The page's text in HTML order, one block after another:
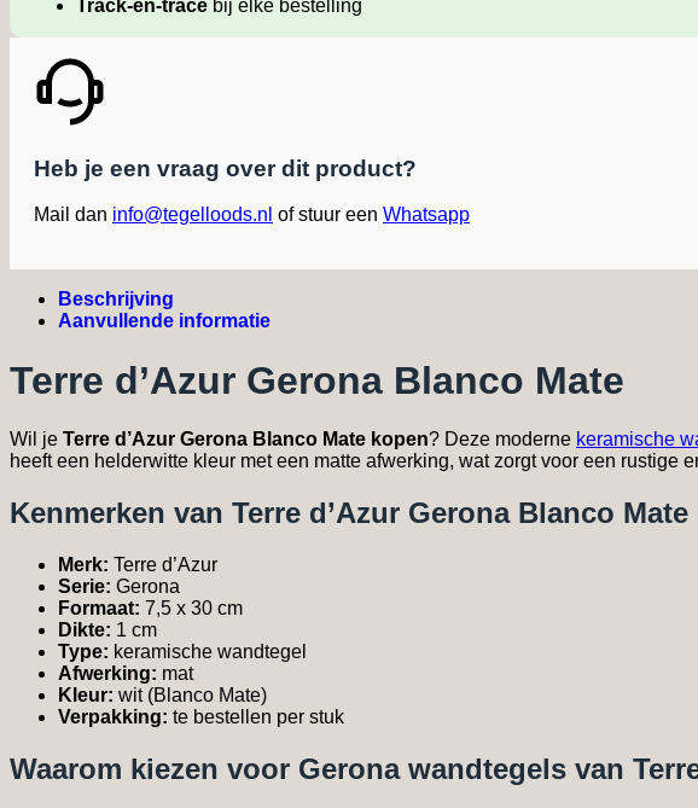
Track-en-trace bij elke bestelling
Heb je een vraag over dit product?
Mail dan info@tegelloods.nl of stuur een Whatsapp
Beschrijving
Aanvullende informatie
Terre d’Azur Gerona Blanco Mate
Wil je Terre d’Azur Gerona Blanco Mate kopen? Deze moderne keramische
heeft een helderwitte kleur met een matte afwerking, wat zorgt voor een
Kenmerken van Terre d’Azur Gerona Blanco Mate
Merk: Terre d’Azur
Serie: Gerona
Formaat: 7,5 x 30 cm
Dikte: 1 cm
Type: keramische wandtegel
Afwerking: mat
Kleur: wit (Blanco Mate)
Verpakking: te bestellen per stuk
Waarom kiezen voor Gerona wandtegels van